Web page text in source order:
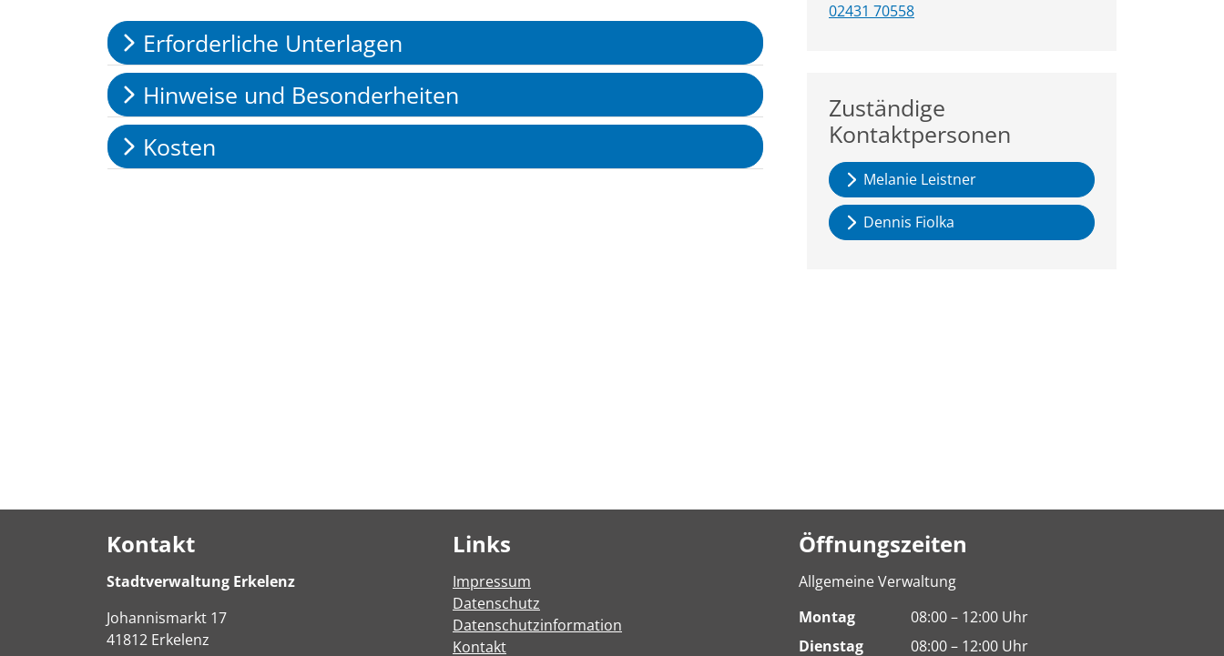
Erforderliche Unterlagen
Hinweise und Besonderheiten
Kosten
02431 70558
Zuständige
Kontaktpersonen
Melanie Leistner
Dennis Fiolka
Kontakt
Stadtverwaltung Erkelenz
Johannismarkt 17
41812 Erkelenz
Links
Impressum
Datenschutz
Datenschutzinformation
Kontakt
Öffnungszeiten
Allgemeine Verwaltung
Montag
08:00 – 12:00 Uhr
Dienstag
08:00 – 12:00 Uhr